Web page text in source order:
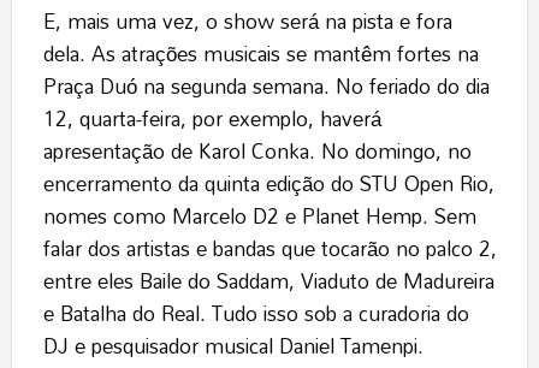
E, mais uma vez, o show será na pista e fora
dela. As atrações musicais se mantêm fortes na
Praça Duó na segunda semana. No feriado do dia
12, quarta-feira, por exemplo, haverá
apresentação de Karol Conka. No domingo, no
encerramento da quinta edição do STU Open Rio,
nomes como Marcelo D2 e Planet Hemp. Sem
falar dos artistas e bandas que tocarão no palco 2,
entre eles Baile do Saddam, Viaduto de Madureira
e Batalha do Real. Tudo isso sob a curadoria do
DJ e pesquisador musical Daniel Tamenpi.